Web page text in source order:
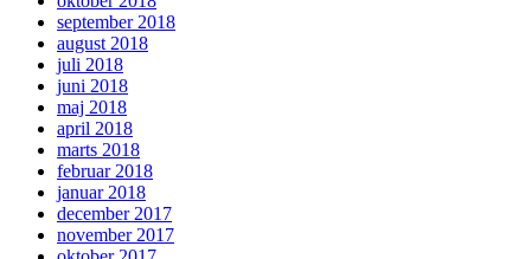
september 2018
august 2018
juli 2018
juni 2018
maj 2018
april 2018
marts 2018
februar 2018
januar 2018
december 2017
november 2017